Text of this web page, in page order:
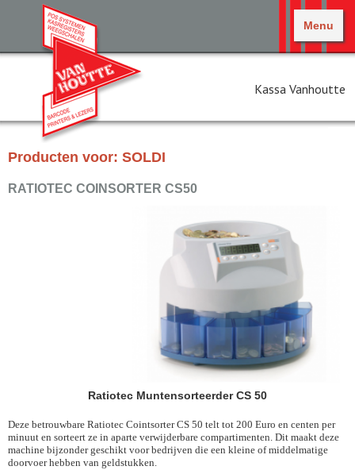
Menu
Kassa Vanhoutte
Producten voor: SOLDI
RATIOTEC COINSORTER CS50
Ratiotec Muntensorteerder CS 50
Deze betrouwbare Ratiotec Cointsorter CS 50 telt tot 200 Euro en centen per
minuut en sorteert ze in aparte verwijderbare compartimenten. Dit maakt deze
machine bijzonder geschikt voor bedrijven die een kleine of middelmatige
doorvoer hebben van geldstukken.